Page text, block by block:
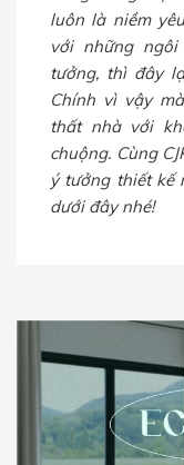
luôn là niềm
với những
tưởng, thì đây
Chính vì vậy
thất nhà với
chuộng. Cùng
ý tưởng thiết kế
dưới đây nhé!